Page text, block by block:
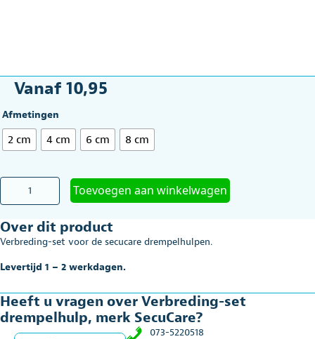
Vanaf 10,95
Afmetingen
2 cm 4 cm 6 cm 8 cm
Verbreding-
merk
SecuCare
Toevoegen aan winkelwagen
Over dit product
Verbreding-set voor de secucare drempelhulpen.
Levertijd 1 – 2 werkdagen.
Heeft u vragen over Verbreding-set
drempelhulp, merk SecuCare?
073-5220518